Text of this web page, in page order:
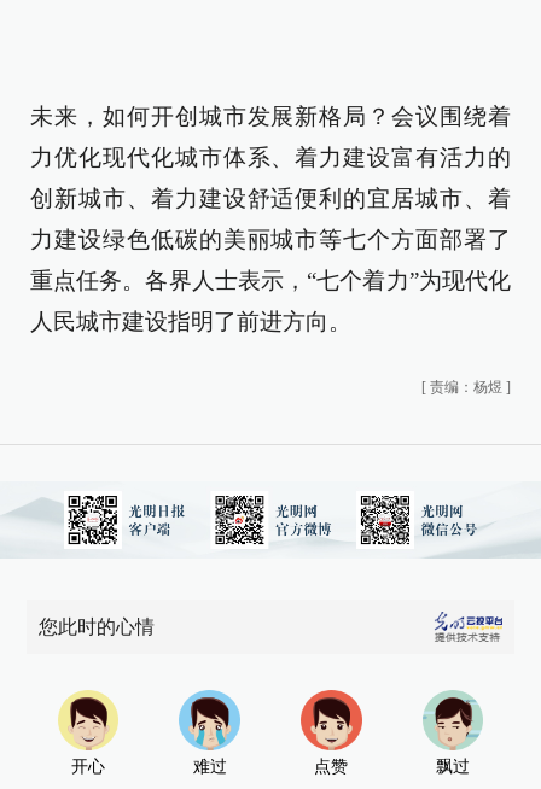
未来，如何开创城市发展新格局？会议围绕着
力优化现代化城市体系、着力建设富有活力的
创新城市、着力建设舒适便利的宜居城市、着
力建设绿色低碳的美丽城市等七个方面部署了
重点任务。各界人士表示，“七个着力”为现代化
人民城市建设指明了前进方向。
[ 责编：杨煜 ]
您此时的心情
开心 难过 点赞 飘过